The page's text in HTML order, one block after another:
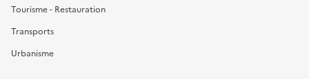
Tourisme - Restauration
Transports
Urbanisme